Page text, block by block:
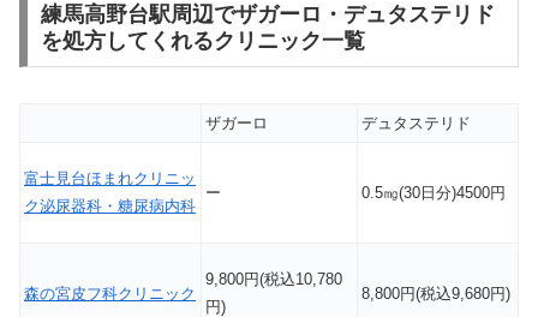
練馬高野台駅周辺でザガーロ・デュタステリド
を処方してくれるクリニック一覧
ザガーロ デュタステリド
富士見台ほまれクリニッ
ク泌尿器科・糖尿病内科
ー 0.5㎎(30日分)4500円
森の宮皮フ科クリニック
9,800円(税込10,780
円)
8,800円(税込9,680円)